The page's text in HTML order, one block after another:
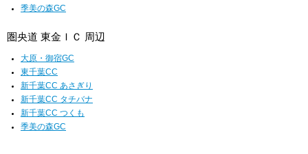
季美の森GC
圏央道 東金ＩＣ 周辺
大原・御宿GC
東千葉CC
新千葉CC あさぎり
新千葉CC タチバナ
新千葉CC つくも
季美の森GC